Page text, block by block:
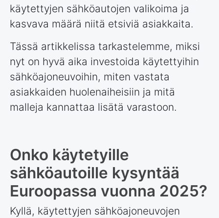
käytettyjen sähköautojen valikoima ja
kasvava määrä niitä etsiviä asiakkaita.
Tässä artikkelissa tarkastelemme, miksi
nyt on hyvä aika investoida käytettyihin
sähköajoneuvoihin, miten vastata
asiakkaiden huolenaiheisiin ja mitä
malleja kannattaa lisätä varastoon.
Onko käytetyille
sähköautoille kysyntää
Euroopassa vuonna 2025?
Kyllä, käytettyjen sähköajoneuvojen